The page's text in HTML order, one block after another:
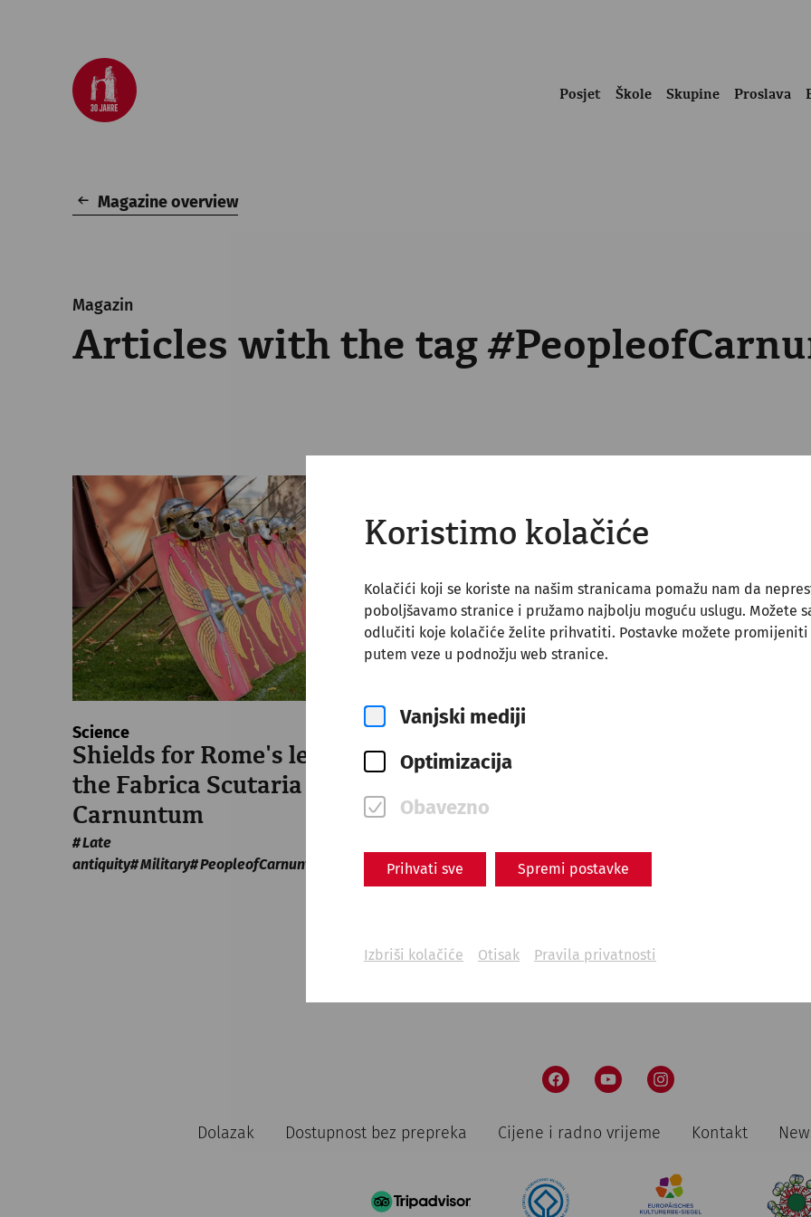
Koristimo kolačiće
Kolačići koji se koriste na našim stranicama pomažu nam da
poboljšavamo stranice i pružamo najbolju moguću uslugu. Možete
odlučiti koje kolačiće želite prihvatiti. Postavke možete promijeniti
putem veze u podnožju web stranice.
Vanjski mediji
Optimizacija
Obavezno
Prihvati sve Spremi postavke
Izbriši kolačiće Otisak Pravila privatnosti
Posjet Škole Skupine Proslava
Magazine overview
Magazin
Articles with the tag
Science
Shields for Rome's legions:
the Fabrica Scutaria of
Carnuntum
Late
antiquity Military PeopleofCarnuntum
Science
Life at the frontier -
PeopleofCarnuntum
Dolazak Dostupnost bez prepreka Cijene i radno vrijeme Kontakt